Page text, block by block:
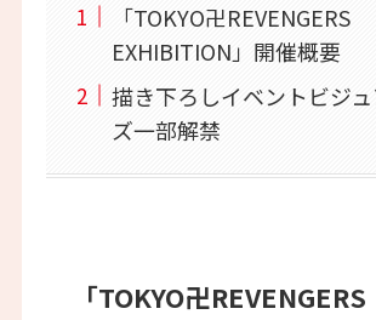
「TOKYO卍REVENGERS
EXHIBITION」開催概要
描き下ろしイベントビジ
ズ一部解禁
「TOKYO卍REVENGERS